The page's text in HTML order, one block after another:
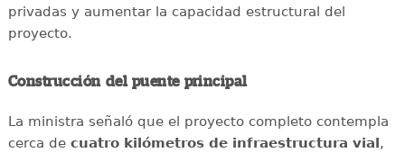
privadas y aumentar la capacidad estructural del
proyecto.
Construcción del puente principal
La ministra señaló que el proyecto completo contempla
cerca de cuatro kilómetros de infraestructura vial,